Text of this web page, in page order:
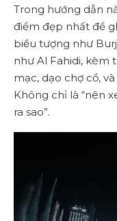
Trong hướng dẫn
điểm đẹp nhất để
biểu tượng như
như Al Fahidi, kèm
mạc, dạo chợ cổ,
Không chỉ là “nên
ra sao”.